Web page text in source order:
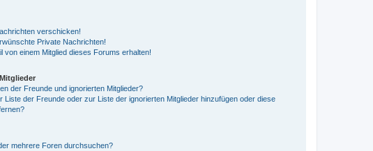
verschicken!
Private Nachrichten!
von einem Mitglied dieses Forums erhalten!
der Freunde und ignorierten Mitglieder?
Liste der Freunde oder zur Liste der ignorierten Mitglieder hinzufügen oder diese
mehrere Foren durchsuchen?